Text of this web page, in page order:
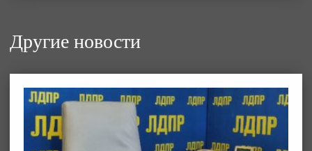
Другие новости